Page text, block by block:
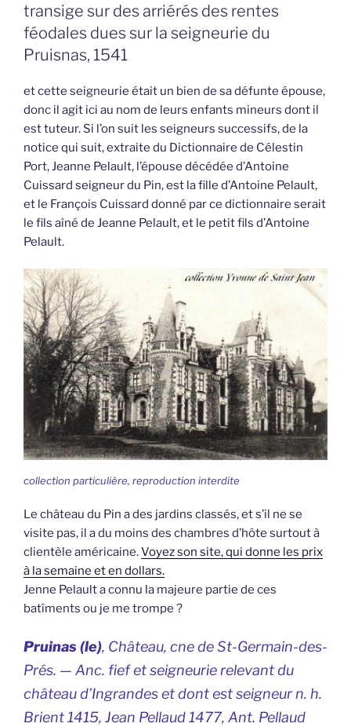
transige sur des arriérés des rentes
féodales dues sur la seigneurie du
Pruisnas, 1541
et cette seigneurie était un bien de sa défunte épouse,
donc il agit ici au nom de leurs enfants mineurs dont il
est tuteur. Si l’on suit les seigneurs successifs, de la
notice qui suit, extraite du Dictionnaire de Célestin
Port, Jeanne Pelault, l’épouse décédée d’Antoine
Cuissard seigneur du Pin, est la fille d’Antoine Pelault,
et le François Cuissard donné par ce dictionnaire serait
le fils aîné de Jeanne Pelault, et le petit fils d’Antoine
Pelault.
collection particulière, reproduction interdite
Le château du Pin a des jardins classés, et s’il ne se
visite pas, il a du moins des chambres d’hôte surtout à
clientèle américaine.Voyez son site, qui donne les prix
à la semaine et en dollars.
Jenne Pelault a connu la majeure partie de ces
batîments ou je me trompe ?
Pruinas (le), Château, cne de St-Germain-des-
Prés. — Anc. fief et seigneurie relevant du
château d’Ingrandes et dont est seigneur n. h.
Brient 1415, Jean Pellaud 1477, Ant. Pellaud